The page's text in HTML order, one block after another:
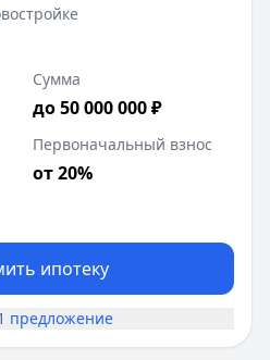
Сумма
до 50 000 000 ₽
Первоначальный взнос
от 20%
ипотеку
предложение